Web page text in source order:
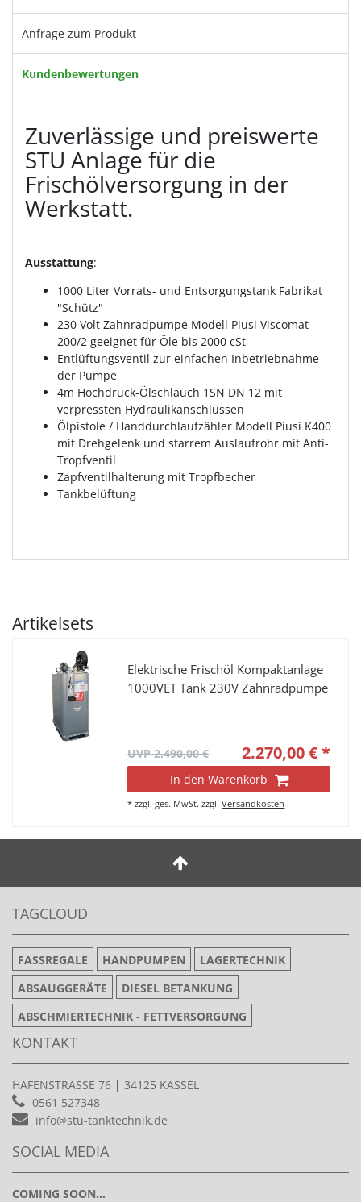
Anfrage zum Produkt
Kundenbewertungen
Zuverlässige und preiswerte
STU Anlage für die
Frischölversorgung in der
Werkstatt.
Ausstattung:
1000 Liter Vorrats- und Entsorgungstank Fabrikat
"Schütz"
230 Volt Zahnradpumpe Modell Piusi Viscomat
200/2 geeignet für Öle bis 2000 cSt
Entlüftungsventil zur einfachen Inbetriebnahme
der Pumpe
4m Hochdruck-Ölschlauch 1SN DN 12 mit
verpressten Hydraulikanschlüssen
Ölpistole / Handdurchlaufzähler Modell Piusi K400
mit Drehgelenk und starrem Auslaufrohr mit Anti-
Tropfventil
Zapfventilhalterung mit Tropfbecher
Tankbelüftung
Artikelsets
Elektrische Frischöl Kompaktanlage
1000VET Tank 230V Zahnradpumpe
UVP 2.490,00 € 2.270,00 € *
In den Warenkorb
*zzgl. ges. MwSt. zzgl.Versandkosten
TAGCLOUD
FASSREGALE HANDPUMPEN
LAGERTECHNIK
ABSAUGGERÄTE
DIESEL BETANKUNG
ABSCHMIERTECHNIK - FETTVERSORGUNG
KONTAKT
HAFENSTRASSE 76 | 34125 KASSEL
0561 527348
info@stu-tanktechnik.de
SOCIAL MEDIA
COMING SOON...